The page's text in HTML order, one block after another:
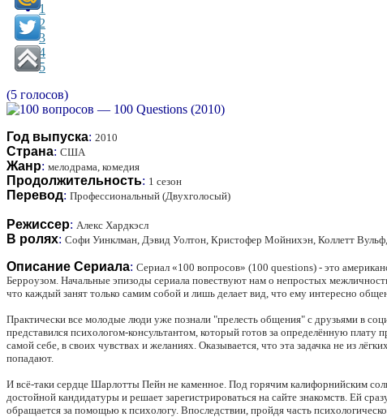
1
2
3
4
5
(5 голосов)
Год выпуска: 2010
Страна: США
Жанр: мелодрама, комедия
Продолжительность: 1 сезон
Перевод: Профессиональный (Двухголосый)
Режиссер: Алекс Хардкэсл
В ролях: Софи Уинклман, Дэвид Уолтон, Кристофер Мойнихэн, Коллетт
Описание Сериала: Сериал «100 вопросов» (100 questions) - это
Берроузом. Начальные эпизоды сериала повествуют нам о непростых
что каждый занят только самим собой и лишь делает вид, что ему интересно
Практически все молодые люди уже познали "прелесть общения" с друзьями в
представился психологом-консультантом, который готов за определённую плату
самой себе, в своих чувствах и желаниях. Оказывается, что эта задачка не из
попадают.
И всё-таки сердце Шарлотты Пейн не каменное. Под горячим калифорнийским
достойной кандидатуры и решает зарегистрироваться на сайте знакомств. Ей
обращается за помощью к психологу. Впоследствии, пройдя часть